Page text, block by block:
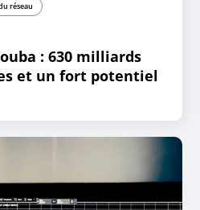
réseau
: 630 milliards
et un fort potentiel